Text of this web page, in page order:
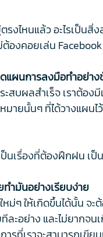
รงไหนแล้ว อะไรเป็น
ต้องคอยเล่น
แผนการลงมือทำอย่าง
ระสบผลสำเร็จ เราต้อ
มายนั้นๆ ที่ได้วางแผน
ป็นเรื่องที่ต้องฝึกฝน เ
ทำมันอย่างเรียบง่าย
ม่ๆ ให้เกิดขึ้นได้นั้น จะ
ะอย่าง และไม่ยากจน